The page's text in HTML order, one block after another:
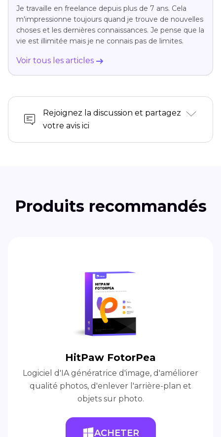
Je travaille en freelance depuis plus de 7 ans. Cela
m'impressionne toujours quand je trouve de nouvelles
choses et les dernières connaissances. Je pense que la
vie est illimitée mais je ne connais pas de limites.
Voir tous les articles
Rejoignez la discussion et partagez
votre avis ici
Produits recommandés
HitPaw FotorPea
Logiciel d'IA génératrice d'image, d'améliorer
qualité photos, d'enlever l'arrière-plan et
objets sur photo.
ACHETER